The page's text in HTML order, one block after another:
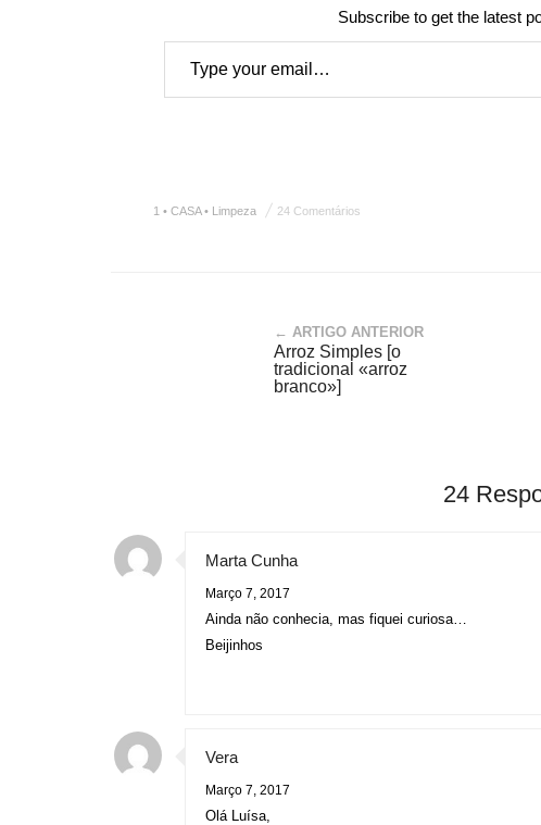
Subscribe to get the latest
Type your email…
1 • CASA • Limpeza 24 Comentários
← ARTIGO ANTERIOR
Arroz Simples [o
tradicional «arroz
branco»]
24
Marta Cunha
Março 7, 2017
Ainda não conhecia, mas fiquei curiosa…
Beijinhos
Vera
Março 7, 2017
Olá Luísa,